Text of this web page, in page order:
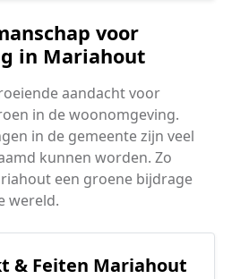
voor
in Mariahout
aandacht voor
in de woonomgeving.
in de gemeente zijn veel
kunnen worden. Zo
een groene bijdrage
wereld.
& Feiten Mariahout